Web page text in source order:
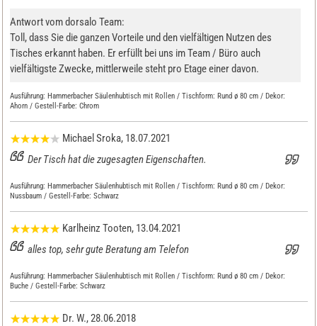
Antwort vom dorsalo Team:
Toll, dass Sie die ganzen Vorteile und den vielfältigen Nutzen des
Tisches erkannt haben. Er erfüllt bei uns im Team / Büro auch
vielfältigste Zwecke, mittlerweile steht pro Etage einer davon.
Ausführung: Hammerbacher Säulenhubtisch mit Rollen / Tischform: Rund ø 80 cm / Dekor:
Ahorn / Gestell-Farbe: Chrom
Michael Sroka, 18.07.2021
Der Tisch hat die zugesagten Eigenschaften.
Ausführung: Hammerbacher Säulenhubtisch mit Rollen / Tischform: Rund ø 80 cm / Dekor:
Nussbaum / Gestell-Farbe: Schwarz
Karlheinz Tooten, 13.04.2021
alles top, sehr gute Beratung am Telefon
Ausführung: Hammerbacher Säulenhubtisch mit Rollen / Tischform: Rund ø 80 cm / Dekor:
Buche / Gestell-Farbe: Schwarz
Dr. W., 28.06.2018